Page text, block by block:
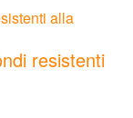
resistenti